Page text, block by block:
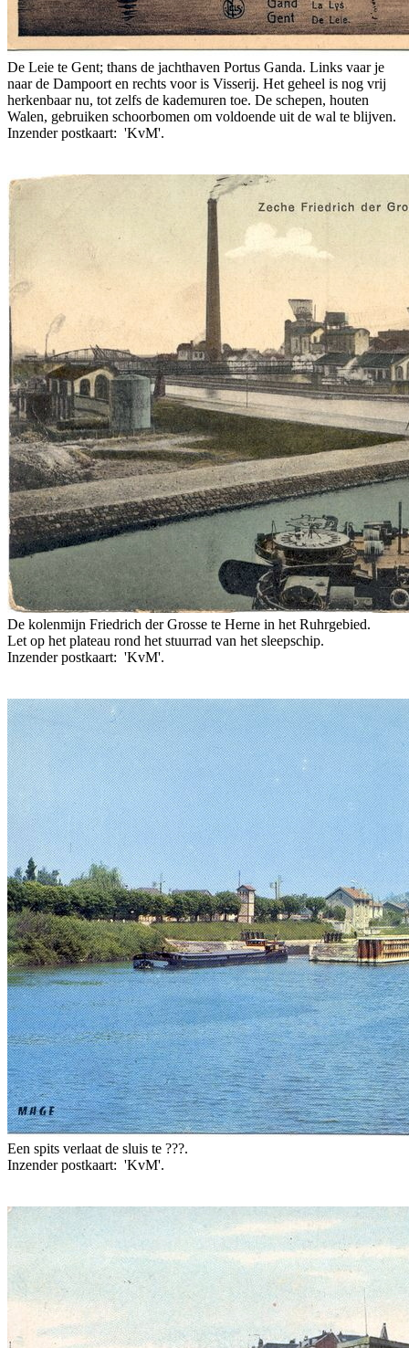
De Leie te Gent; thans de jachthaven Portus Ganda. Links vaar je
naar de Dampoort en rechts voor is Visserij. Het geheel is nog vrij
herkenbaar nu, tot zelfs de kademuren toe. De schepen, houten
Walen, gebruiken schoorbomen om voldoende uit de wal te blijven.
Inzender postkaart: 'KvM'.
De kolenmijn Friedrich der Grosse te Herne in het Ruhrgebied.
Let op het plateau rond het stuurrad van het sleepschip.
Inzender postkaart: 'KvM'.
Een spits verlaat de sluis te ???.
Inzender postkaart: 'KvM'.